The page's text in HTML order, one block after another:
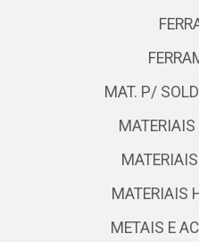
MAT. P/
MATERIAIS
METAIS E